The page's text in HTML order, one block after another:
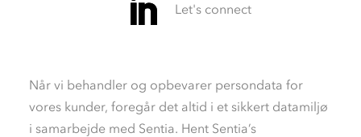
Når vi behandler og opbevarer persondata for
vores kunder, foregår det altid i et sikkert datamiljø
i samarbejde med Sentia. Hent Sentia’s